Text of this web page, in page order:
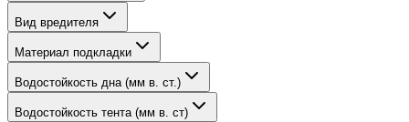
Вид вредителя
Материал подкладки
Водостойкость дна (мм в. ст.)
Водостойкость тента (мм в. ст)